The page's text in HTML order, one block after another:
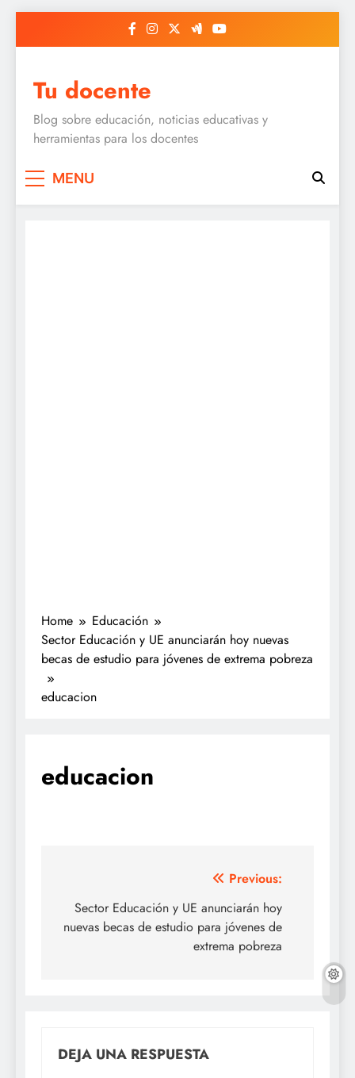
Tu docente
Blog sobre educación, noticias educativas y
herramientas para los docentes
MENU
Home
Educación
Sector Educación y UE anunciarán hoy nuevas
becas de estudio para jóvenes de extrema pobreza
educacion
educacion
de
entradas
Previous:
Sector Educación y UE anunciarán hoy
nuevas becas de estudio para jóvenes de
extrema pobreza
DEJA UNA RESPUESTA